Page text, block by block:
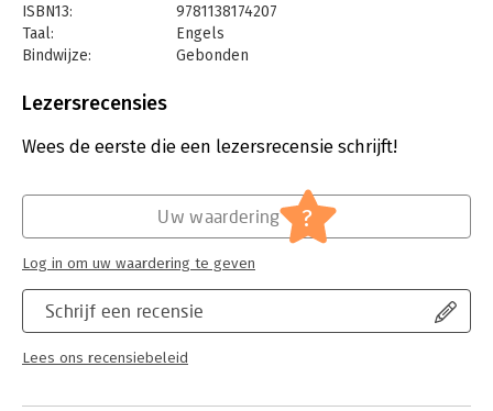
This volume focuses on the key questions for all business:
What are the new realities? What new policies are required of
companies and executives in order to deal with these changes.
Facing a whole swathe of issues head-on in his usual clear-
sighted style, Drucker offers up a prescient and informed
analysis that will help every executive to build a proactive
strategy for the future.
ISBN13:
9781138174207
Taal:
Engels
Bindwijze:
Gebonden
Uitgever:
Hoofdrubriek:
Leiderschap,Strategisch management
Lezersrecensies
Wees de eerste die een lezersrecensie schrijft!
Schrijf een recensie
Lees ons recensiebeleid
Uw waardering ?
Log in om uw waardering te geven